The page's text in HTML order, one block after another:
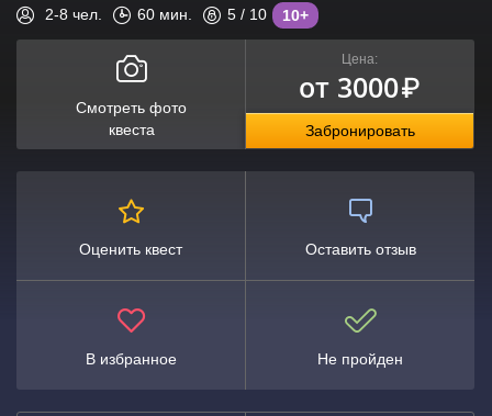
2-8 чел. 60 мин. 5 / 10 10+
Смотреть фото
квеста
Цена:
от 3000₽
Забронировать
Оценить квест Оставить отзыв
В избранное Не пройден